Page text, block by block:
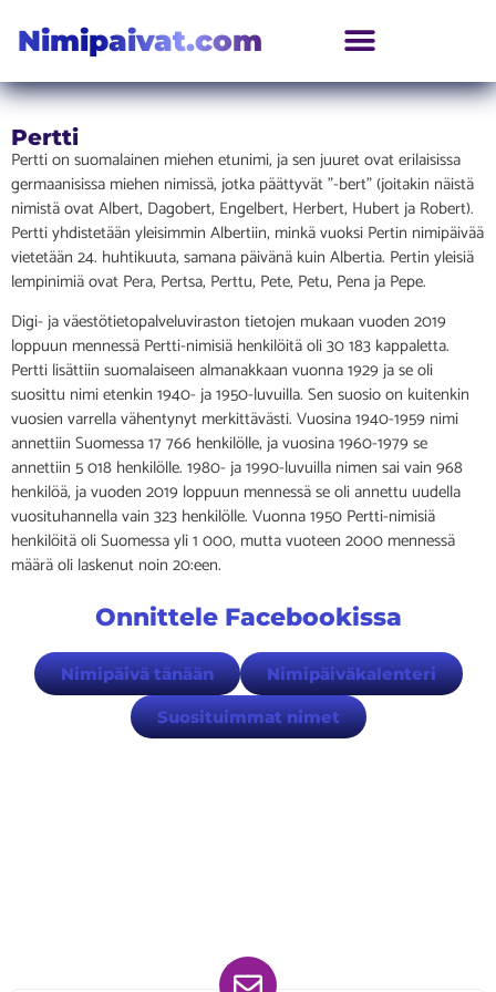
Nimipaivat.com
Pertti
Pertti on suomalainen miehen etunimi, ja sen juuret ovat erilaisissa
germaanisissa miehen nimissä, jotka päättyvät ”-bert” (joitakin näistä
nimistä ovat Albert, Dagobert, Engelbert, Herbert, Hubert ja Robert).
Pertti yhdistetään yleisimmin Albertiin, minkä vuoksi Pertin nimipäivää
vietetään 24. huhtikuuta, samana päivänä kuin Albertia. Pertin yleisiä
lempinimiä ovat Pera, Pertsa, Perttu, Pete, Petu, Pena ja Pepe.
Digi- ja väestötietopalveluviraston tietojen mukaan vuoden 2019
loppuun mennessä Pertti-nimisiä henkilöitä oli 30 183 kappaletta.
Pertti lisättiin suomalaiseen almanakkaan vuonna 1929 ja se oli
suosittu nimi etenkin 1940- ja 1950-luvuilla. Sen suosio on kuitenkin
vuosien varrella vähentynyt merkittävästi. Vuosina 1940-1959 nimi
annettiin Suomessa 17 766 henkilölle, ja vuosina 1960-1979 se
annettiin 5 018 henkilölle. 1980- ja 1990-luvuilla nimen sai vain 968
henkilöä, ja vuoden 2019 loppuun mennessä se oli annettu uudella
vuosituhannella vain 323 henkilölle. Vuonna 1950 Pertti-nimisiä
henkilöitä oli Suomessa yli 1 000, mutta vuoteen 2000 mennessä
määrä oli laskenut noin 20:een.
Onnittele Facebookissa
Nimipäivä tänään Nimipäiväkalenteri
Suosituimmat nimet